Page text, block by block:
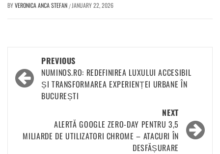
BYVERONICA ANCA STEFAN / JANUARY 22, 2026
PREVIOUS
NUMINOS.RO: REDEFINIREA LUXULUI ACCESIBIL
ȘI TRANSFORMAREA EXPERIENȚEI URBANE ÎN
BUCUREȘTI
NEXT
ALERTĂ GOOGLE ZERO-DAY PENTRU 3,5
MILIARDE DE UTILIZATORI CHROME – ATACURI ÎN
DESFĂȘURARE